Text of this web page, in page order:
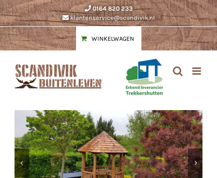
Ga
naar
inhoud
0164 820 233
klantenservice@scandivik.nl
WINKELWAGEN